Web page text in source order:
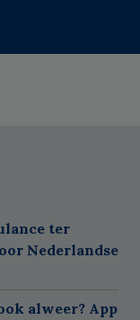
ter
Nederlandse
alweer? App